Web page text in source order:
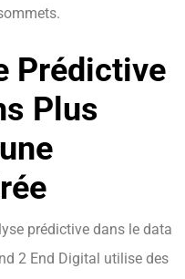
Prédictive
Plus
prédictive dans le data
2 End Digital utilise des